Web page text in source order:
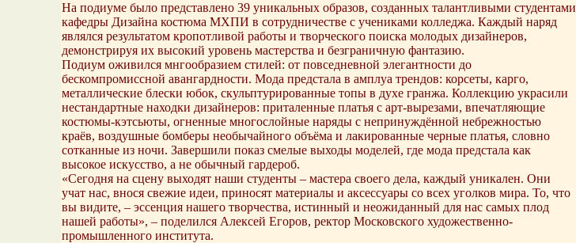
На подиуме было представлено 39 уникальных образов, созданных талантливыми студентами
кафедры Дизайна костюма МХПИ в сотрудничестве с учениками колледжа. Каждый наряд
являлся результатом кропотливой работы и творческого поиска молодых дизайнеров,
демонстрируя их высокий уровень мастерства и безграничную фантазию.
Подиум оживился мнгообразием стилей: от повседневной элегантности до
бескомпромиссной авангардности. Мода предстала в амплуа трендов: корсеты, карго,
металлические блески юбок, скульптурированные топы в духе гранжа. Коллекцию украсили
нестандартные находки дизайнеров: приталенные платья с арт-вырезами, впечатляющие
костюмы-кэтсьюты, огненные многослойные наряды с непринуждённой небрежностью
краёв, воздушные бомберы необычайного объёма и лакированные черные платья, словно
сотканные из ночи. Завершили показ смелые выходы моделей, где мода предстала как
высокое искусство, а не обычный гардероб.
«Сегодня на сцену выходят наши студенты – мастера своего дела, каждый уникален. Они
учат нас, внося свежие идеи, приносят материалы и аксессуары со всех уголков мира. То, что
вы видите, – эссенция нашего творчества, истинный и неожиданный для нас самых плод
нашей работы», – поделился Алексей Егоров, ректор Московского художественно-
промышленного института.